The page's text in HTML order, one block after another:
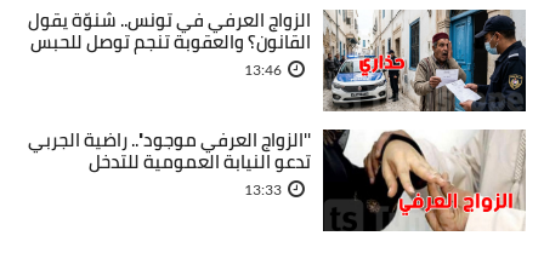
الزواج العرفي في تونس.. شنوّة يقول
القانون؟ والعقوبة تنجم توصل للحبس
13:46
''الزواج العرفي موجود''.. راضية الجربي
تدعو النيابة العمومية للتدخل
13:33